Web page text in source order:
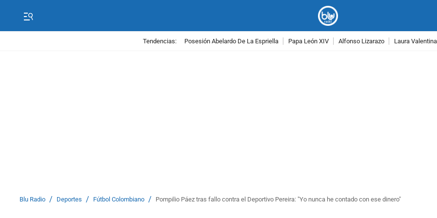
Tendencias: Posesión Abelardo De La Espriella Papa León XIV Alfonso Lizarazo Laura
Blu Radio / Deportes / Fútbol Colombiano / Pompilio Páez tras fallo contra el Deportivo Pereira: "Yo nunca he contado con ese dinero"